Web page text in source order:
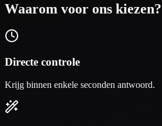
Waarom voor ons kiezen?
Directe controle
Krijg binnen enkele seconden antwoord.